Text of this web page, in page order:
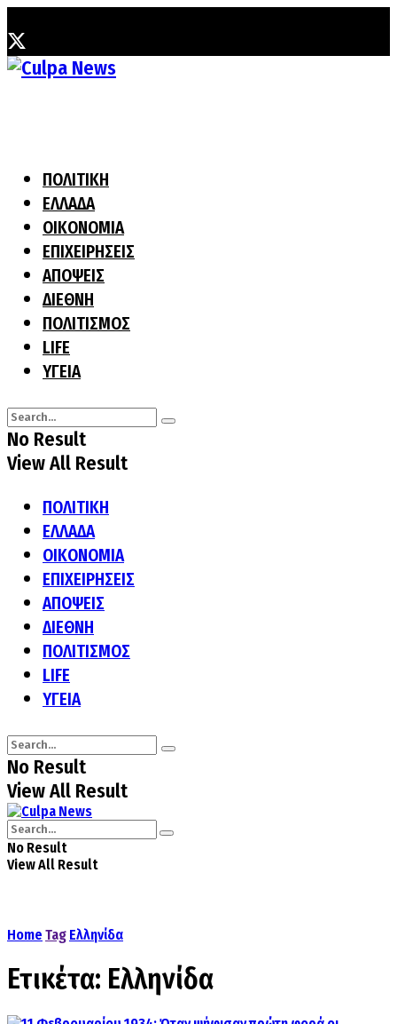
ΠΟΛΙΤΙΚΗ
ΕΛΛΑΔΑ
ΟΙΚΟΝΟΜΙΑ
ΕΠΙΧΕΙΡΗΣΕΙΣ
ΑΠΟΨΕΙΣ
ΔΙΕΘΝΗ
ΠΟΛΙΤΙΣΜΟΣ
LIFE
ΥΓΕΙΑ
No Result
View All Result
ΠΟΛΙΤΙΚΗ
ΕΛΛΑΔΑ
ΟΙΚΟΝΟΜΙΑ
ΕΠΙΧΕΙΡΗΣΕΙΣ
ΑΠΟΨΕΙΣ
ΔΙΕΘΝΗ
ΠΟΛΙΤΙΣΜΟΣ
LIFE
ΥΓΕΙΑ
No Result
View All Result
No Result
View All Result
Home Tag Ελληνίδα
Ετικέτα: Ελληνίδα